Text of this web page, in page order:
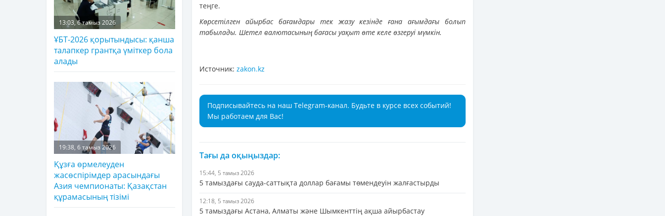
теңге.
Көрсетілген айырбас бағамдары тек жазу кезінде ғана ағымдағы болып
табылады. Шетел валютасының бағасы уақыт өте келе өзгеруі мүмкін.
Источник: zakon.kz
Подписывайтесь на наш Telegram-канал. Будьте в курсе всех событий!
Мы работаем для Вас!
Тағы да оқыңыздар:
15:44, 5 тамыз 2026
5 тамыздағы сауда-саттықта доллар бағамы төмендеуін жалғастырды
12:18, 5 тамыз 2026
5 тамыздағы Астана, Алматы және Шымкенттің ақша айырбастау
13:03, 6 тамыз 2026
ҰБТ-2026 қорытындысы: қанша
талапкер грантқа үміткер бола
алады
19:38, 6 тамыз 2026
Құзға өрмелеуден
жасөспірімдер арасындағы
Азия чемпионаты: Қазақстан
құрамасының тізімі